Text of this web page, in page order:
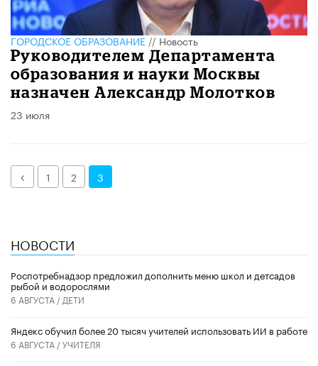
ГОРОДСКОЕ ОБРАЗОВАНИЕ//Новость
Руководителем Департамента
образования и науки Москвы
назначен Александр Молотков
23 июля
Назад1 2 3
НОВОСТИ
Роспотребнадзор предложил дополнить меню школ и детсадов
рыбой и водорослями
6 АВГУСТА / ДЕТИ
​Яндекс обучил более 20 тысяч учителей использовать ИИ в работе
6 АВГУСТА /УЧИТЕЛЯ